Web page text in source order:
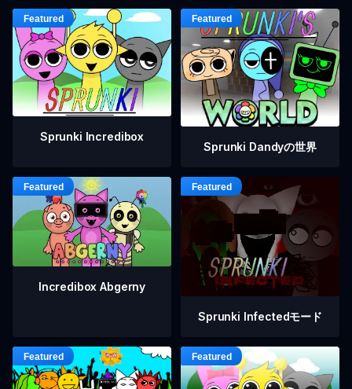
Sprunki Incredibox
Sprunki Dandyの世界
Incredibox Abgerny
Sprunki Infectedモード